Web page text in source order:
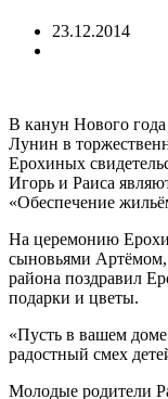
23.12.2014
В канун Нового
Лунин в
Ерохиных
Игорь и Раиса
«Обеспечение
На церемонию
сыновьями
района поздравил
подарки и цветы.
«Пусть в вашем
радостный смех
Молодые родители